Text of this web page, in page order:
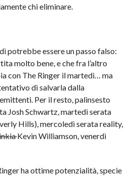
chi eliminare.
potrebbe essere un passo falso:
molto bene, e che fra l’altro
con The Ringer il martedì… ma
di salvarla dalla
Per il resto, palinsesto
Josh Schwartz, martedì serata
Hills), mercoledì serata reality,
Kevin Williamson, venerdì
ha ottime potenzialità, specie